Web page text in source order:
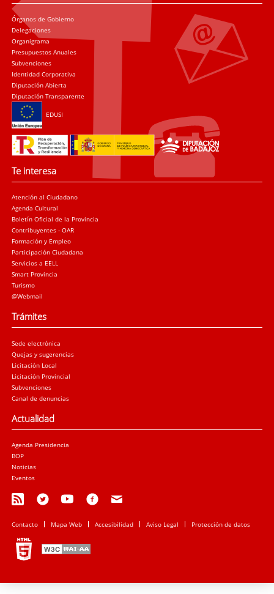
Órganos de Gobierno
Delegaciones
Organigrama
Presupuestos Anuales
Subvenciones
Identidad Corporativa
Diputación Abierta
Diputación Transparente
EDUSI
Te interesa
Atención al Ciudadano
Agenda Cultural
Boletín Oficial de la Provincia
Contribuyentes - OAR
Formación y Empleo
Participación Ciudadana
Servicios a EELL
Smart Provincia
Turismo
@Webmail
Trámites
Sede electrónica
Quejas y sugerencias
Licitación Local
Licitación Provincial
Subvenciones
Canal de denuncias
Actualidad
Agenda Presidencia
BOP
Noticias
Eventos
Contacto Mapa Web Accesibilidad Aviso Legal Protección de datos